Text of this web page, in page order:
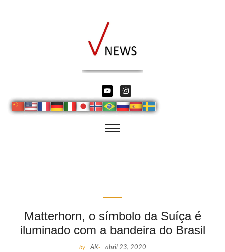
Matterhorn, o símbolo da Suíça é
iluminado com a bandeira do Brasil
by AK- abril 23, 2020